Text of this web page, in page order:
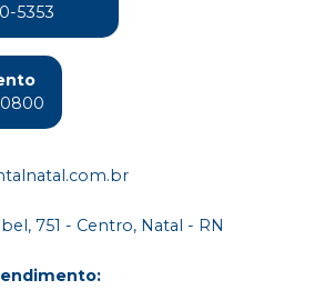
5353
751 - Centro, Natal - RN
: